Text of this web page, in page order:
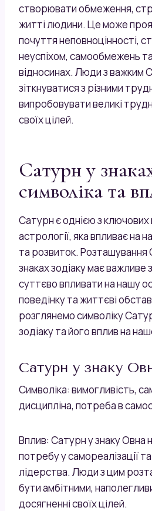
створювати обмеження,
житті людини. Це може
почуття неповноцінності,
неуспіхом, самообмежень
відносинах. Люди з важким
зіткнуватися з різними
випробовувати великі
своїх цілей.
Сатурн у
символіка та
Сатурн є однією з ключових
астрології, яка впливає на
та розвиток. Розташування
знаках зодіаку має важливе
суттєво впливати на нашу
поведінку та життєві
розглянемо символіку
зодіаку та його вплив на
Сатурн у знаку
Символіка: вимогливість,
дисципліна, потреба в
Вплив: Сатурн у знаку Овна
потребу у самореалізації
лідерства. Люди з цим
бути амбітними,
досягненні своїх цілей.